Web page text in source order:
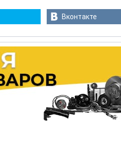
Вконтакте